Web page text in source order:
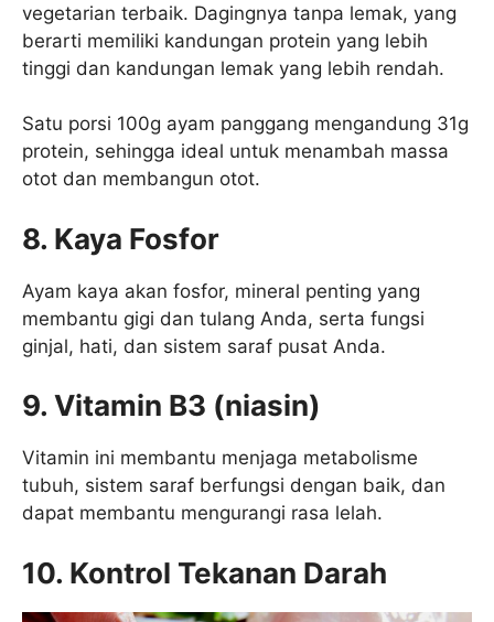
vegetarian terbaik. Dagingnya tanpa lemak, yang
berarti memiliki kandungan protein yang lebih
tinggi dan kandungan lemak yang lebih rendah.
Satu porsi 100g ayam panggang mengandung 31g
protein, sehingga ideal untuk menambah massa
otot dan membangun otot.
8. Kaya Fosfor
Ayam kaya akan fosfor, mineral penting yang
membantu gigi dan tulang Anda, serta fungsi
ginjal, hati, dan sistem saraf pusat Anda.
9. Vitamin B3 (niasin)
Vitamin ini membantu menjaga metabolisme
tubuh, sistem saraf berfungsi dengan baik, dan
dapat membantu mengurangi rasa lelah.
10. Kontrol Tekanan Darah